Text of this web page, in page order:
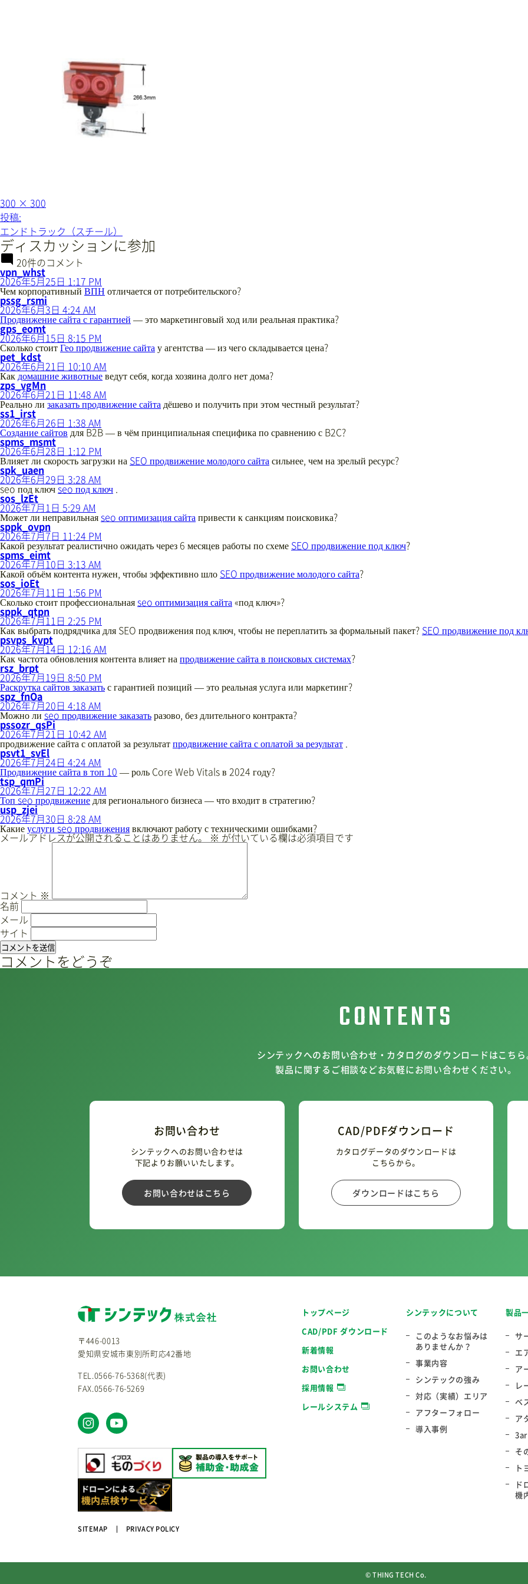
フ
ル
サ
イ
ズ
300 × 300
投
稿
ナ
ビ
ゲ
ー
シ
ョ
ン
投稿:
エンドトラック（スチール）
ディスカッションに参加
20件のコメント
vpn_whstさ
ん
の
発
言:
2026年5月25日 1:17 PM
Чем корпоративныйВПН отличается от потребительского?
pssg_rsmiさ
ん
の
発
言:
2026年6月3日 4:24 AM
Продвижение сайта с гарантией — это маркетинговый ход или реальная практика?
gps_eomtさ
ん
の
発
言:
2026年6月15日 8:15 PM
Сколько стоитГео продвижение сайтау агентства — из чего складывается цена?
pet_kdstさ
ん
の
発
言:
2026年6月21日 10:10 AM
Какдомашние животныеведут себя, когда хозяина долго нет дома?
zps_vgMnさ
ん
の
発
言:
2026年6月21日 11:48 AM
Реально лизаказать продвижение сайтадёшево и получить при этом честный результат?
ss1_irstさ
ん
の
発
言:
2026年6月26日 1:38 AM
Создание сайтовдля B2B — в чём принципиальная специфика по сравнению с B2C?
spms_msmtさ
ん
の
発
言:
2026年6月28日 1:12 PM
Влияет ли скорость загрузки на SEO продвижение молодого сайтасильнее, чем на зрелый ресурс?
spk_uaenさ
ん
の
発
言:
2026年6月29日 3:28 AM
seo под ключseo под ключ .
sos_lzEtさ
ん
の
発
言:
2026年7月1日 5:29 AM
Может ли неправильнаяseo оптимизация сайтапривести к санкциям поисковика?
sppk_ovpnさ
ん
の
発
言:
2026年7月7日 11:24 PM
Какой результат реалистично ожидать через 6 месяцев работы по схеме SEO продвижение под ключ?
spms_eimtさ
ん
の
発
言:
2026年7月10日 3:13 AM
Какой объём контента нужен, чтобы эффективно шло SEO продвижение молодого сайта?
sos_ioEtさ
ん
の
発
言:
2026年7月11日 1:56 PM
Сколько стоит профессиональнаяseo оптимизация сайта«под ключ»?
sppk_qtpnさ
ん
の
発
言:
2026年7月11日 2:25 PM
Как выбрать подрядчика для SEO продвижения под ключ, чтобы не переплатить за формальный пакет? SEO продвижение под
psvps_kvptさ
ん
の
発
言:
2026年7月14日 12:16 AM
Как частота обновления контента влияет напродвижение сайта в поисковых системах?
rsz_brptさ
ん
の
発
言:
2026年7月19日 8:50 PM
Раскрутка сайтов заказатьс гарантией позиций — это реальная услуга или маркетинг?
spz_fnOaさ
ん
の
発
言:
2026年7月20日 4:18 AM
Можно лиseo продвижение заказатьразово, без длительного контракта?
pssozr_qsPiさ
ん
の
発
言:
2026年7月21日 10:42 AM
продвижение сайта с оплатой за результатпродвижение сайта с оплатой за результат .
psvt1_svElさ
ん
の
発
言:
2026年7月24日 4:24 AM
Продвижение сайта в топ 10 — роль Core Web Vitals в 2024 году?
tsp_qmPiさ
ん
の
発
言:
2026年7月27日 12:22 AM
Топ seo продвижениедля регионального бизнеса — что входит в стратегию?
usp_zjeiさ
ん
の
発
言:
2026年7月30日 8:28 AM
Какиеуслуги seo продвижениявключают работу с техническими ошибками?
コ
メ
う
ぞ
メールアドレスが公開されることはありません。 ※ が付いている欄は必須項目です
コメント ※
名前
メール
サイト
コメントをどうぞ
CONTENTS
シンテックへのお問い合わせ・カタログのダウンロードはこち
製品に関するご相談などお気軽にお問い合わせください。
お問い合わせ
シンテックへのお問い合わせは
下記よりお願いいたします。
お問い合わせはこちら
CAD/PDFダウンロード
カタログデータのダウンロードは
こちらから。
ダウンロードはこちら
〒446-0013
愛知県安城市東別所町応42番地
TEL.0566-76-5368(代表)
FAX.0566-76-5269
SITEMAP PRIVACY POLICY
トップページ
CAD/PDF ダウンロード
新着情報
お問い合わせ
採用情報
レールシステム
シンテックについて
このようなお悩みは
ありませんか？
事業内容
シンテックの強み
対応（実績）エリア
アフターフォロー
導入事例
製品
サ
エ
ア
レ
ベ
ア
そ
ト
ド
機
© THING TECH Co.